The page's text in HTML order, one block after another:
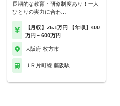
長期的な教育・研修制度あり！一人
ひとりの実力に合わ…
【月収】26.1万円 【年収】400
万円～600万円
大阪府 枚方市
ＪＲ片町線 藤阪駅